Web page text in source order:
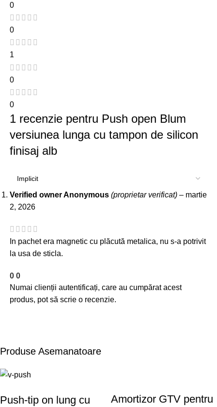
0
0
1
0
0
1 recenzie pentru Push open Blum
versiunea lunga cu tampon de silicon
finisaj alb
Verified ownerAnonymous (proprietar verificat) – martie
2, 2026
In pachet era magnetic cu plăcută metalica, nu s-a potrivit
la usa de sticla.
0 0
Numai clienții autentificați, care au cumpărat acest
produs, pot să scrie o recenzie.
Produse Asemanatoare
Push-tip on lung cu
Amortizor GTV pentru